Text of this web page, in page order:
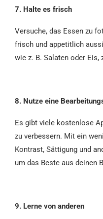
7. Halte es frisch
Versuche, das Essen zu
frisch und appetitlich
wie z. B. Salaten oder Eis,
8. Nutze eine
Es gibt viele kostenlose
zu verbessern. Mit ein
Kontrast, Sättigung und
um das Beste aus deinen
9. Lerne von anderen